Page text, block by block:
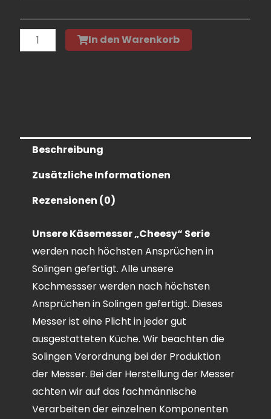
In den Warenkorb
Beschreibung
Zusätzliche Informationen
Rezensionen (0)
Unsere Käsemesser „Cheesy“ Serie
werden nach höchsten Ansprüchen in
Solingen gefertigt. Alle unsere
Kochmessser werden nach höchsten
Ansprüchen in Solingen gefertigt. Dieses
Messer ist eine Plicht in jeder gut
ausgestatteten Küche. Wir beachten die
Solingen Verordnung bei der Produktion
der Messer. Bei der Herstellung der Messer
achten wir auf das fachmännische
Verarbeiten der einzelnen Komponenten